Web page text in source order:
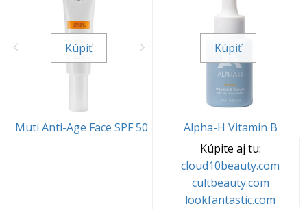
Kúpiť
Muti Anti-Age Face SPF 50
Kúpiť
Alpha-H Vitamin B
Kúpite aj tu:
cloud10beauty.com
cultbeauty.com
lookfantastic.com